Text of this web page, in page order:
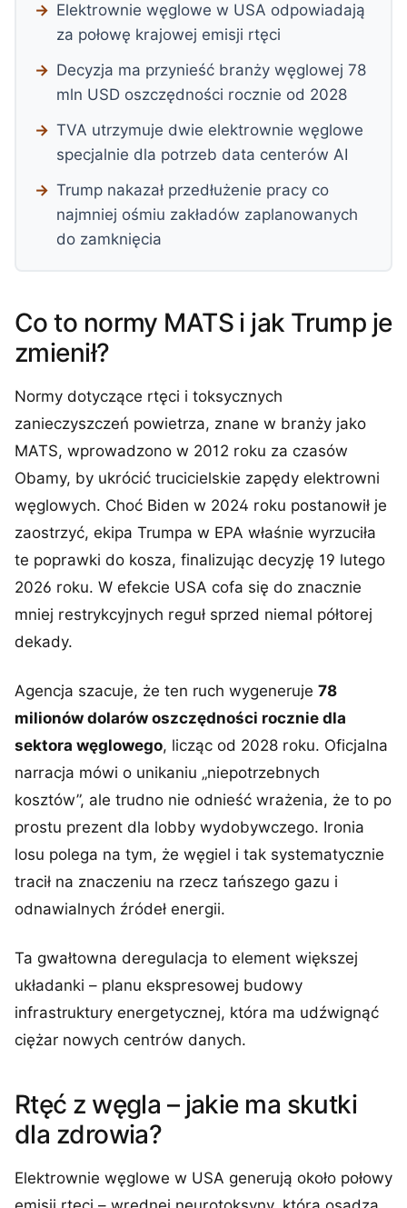
Elektrownie węglowe w USA odpowiadają
za połowę krajowej emisji rtęci
Decyzja ma przynieść branży węglowej 78
mln USD oszczędności rocznie od 2028
TVA utrzymuje dwie elektrownie węglowe
specjalnie dla potrzeb data centerów AI
Trump nakazał przedłużenie pracy co
najmniej ośmiu zakładów zaplanowanych
do zamknięcia
Co to normy MATS i jak Trump je
zmienił?
Normy dotyczące rtęci i toksycznych
zanieczyszczeń powietrza, znane w branży jako
MATS, wprowadzono w 2012 roku za czasów
Obamy, by ukrócić trucicielskie zapędy elektrowni
węglowych. Choć Biden w 2024 roku postanowił je
zaostrzyć, ekipa Trumpa w EPA właśnie wyrzuciła
te poprawki do kosza, finalizując decyzję 19 lutego
2026 roku. W efekcie USA cofa się do znacznie
mniej restrykcyjnych reguł sprzed niemal półtorej
dekady.
Agencja szacuje, że ten ruch wygeneruje 78
milionów dolarów oszczędności rocznie dla
sektora węglowego, licząc od 2028 roku. Oficjalna
narracja mówi o unikaniu „niepotrzebnych
kosztów”, ale trudno nie odnieść wrażenia, że to po
prostu prezent dla lobby wydobywczego. Ironia
losu polega na tym, że węgiel i tak systematycznie
tracił na znaczeniu na rzecz tańszego gazu i
odnawialnych źródeł energii.
Ta gwałtowna deregulacja to element większej
układanki – planu ekspresowej budowy
infrastruktury energetycznej, która ma udźwignąć
ciężar nowych centrów danych.
Rtęć z węgla – jakie ma skutki
dla zdrowia?
Elektrownie węglowe w USA generują około połowy